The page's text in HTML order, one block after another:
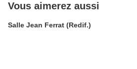
Vous aimerez aussi
Salle Jean Ferrat (Redif.)